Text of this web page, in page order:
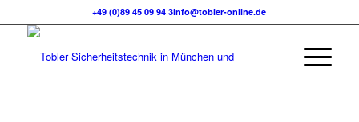
+49 (0)89 45 09 94 3info@tobler-online.de